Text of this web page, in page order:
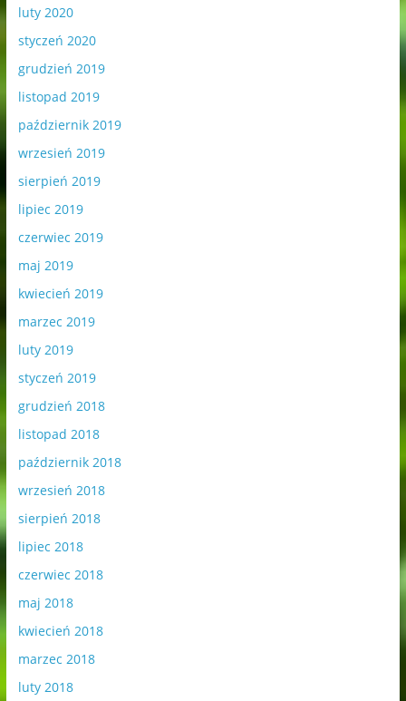
luty 2020
styczeń 2020
grudzień 2019
listopad 2019
październik 2019
wrzesień 2019
sierpień 2019
lipiec 2019
czerwiec 2019
maj 2019
kwiecień 2019
marzec 2019
luty 2019
styczeń 2019
grudzień 2018
listopad 2018
październik 2018
wrzesień 2018
sierpień 2018
lipiec 2018
czerwiec 2018
maj 2018
kwiecień 2018
marzec 2018
luty 2018